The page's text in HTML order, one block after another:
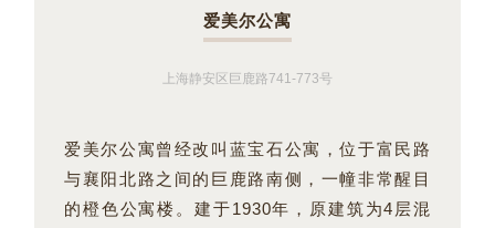
爱美尔公寓
上海静安区巨鹿路741-773号
爱美尔公寓曾经改叫蓝宝石公寓 ，位于富民路
与襄阳北路之间的巨鹿路南侧，一幢非常醒目
的橙色公寓楼。建于1930年，原建筑为4层混